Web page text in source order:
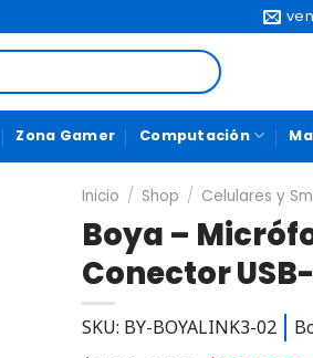
Zona Gamer Computación
Inicio / Shop / Celulares y
Boya –
Conector
SKU: BY-BOYALINK3-02